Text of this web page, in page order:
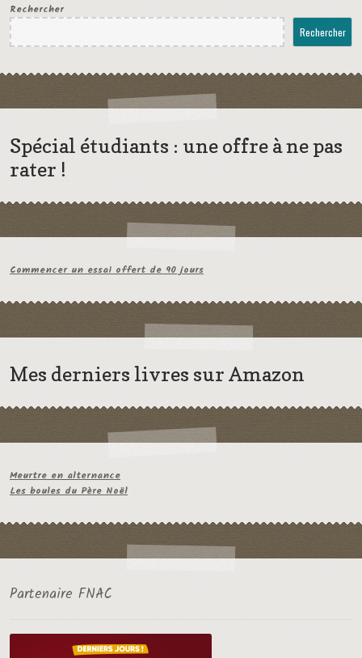
Rechercher
Rechercher
Spécial étudiants : une offre à ne pas
rater !
Commencer un essai offert de 90 jours
Mes derniers livres sur Amazon
Meurtre en alternance
Les boules du Père Noël
Partenaire FNAC